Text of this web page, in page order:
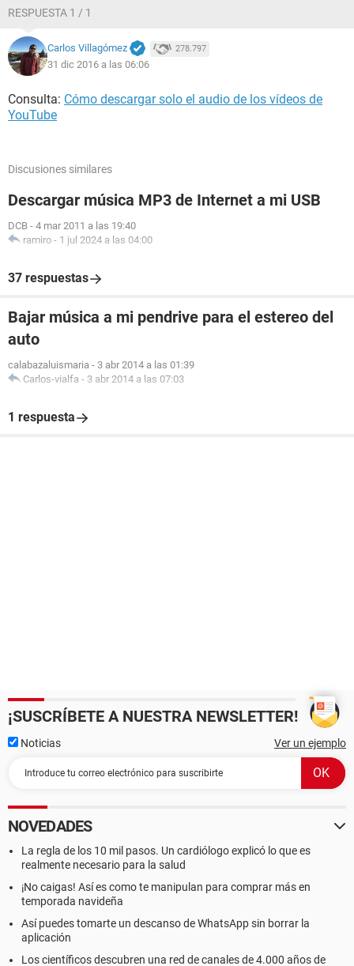
RESPUESTA 1 / 1
Carlos Villagómez 278.797
31 dic 2016 a las 06:06
Consulta: Cómo descargar solo el audio de los vídeos de
YouTube
Discusiones similares
Descargar música MP3 de Internet a mi USB
DCB - 4 mar 2011 a las 19:40
ramiro - 1 jul 2024 a las 04:00
37 respuestas
Bajar música a mi pendrive para el estereo del
auto
calabazaluismaria - 3 abr 2014 a las 01:39
Carlos-vialfa - 3 abr 2014 a las 07:03
1 respuesta
¡SUSCRÍBETE A NUESTRA NEWSLETTER!
Noticias Ver un ejemplo
NOVEDADES
La regla de los 10 mil pasos. Un cardiólogo explicó lo que es
realmente necesario para la salud
¡No caigas! Así es como te manipulan para comprar más en
temporada navideña
Así puedes tomarte un descanso de WhatsApp sin borrar la
aplicación
Los científicos descubren una red de canales de 4.000 años de